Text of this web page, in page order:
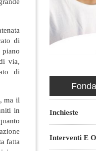
di
via,
di
ma il
in
fatta
Inchieste
Interventi E